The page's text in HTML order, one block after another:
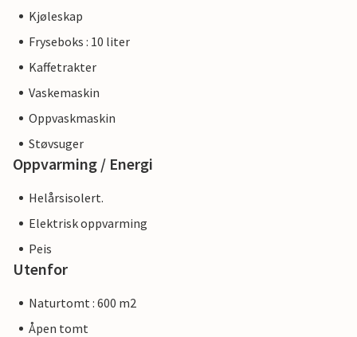
Kjøleskap
Fryseboks : 10 liter
Kaffetrakter
Vaskemaskin
Oppvaskmaskin
Støvsuger
Oppvarming / Energi
Helårsisolert.
Elektrisk oppvarming
Peis
Utenfor
Naturtomt : 600 m2
Åpen tomt